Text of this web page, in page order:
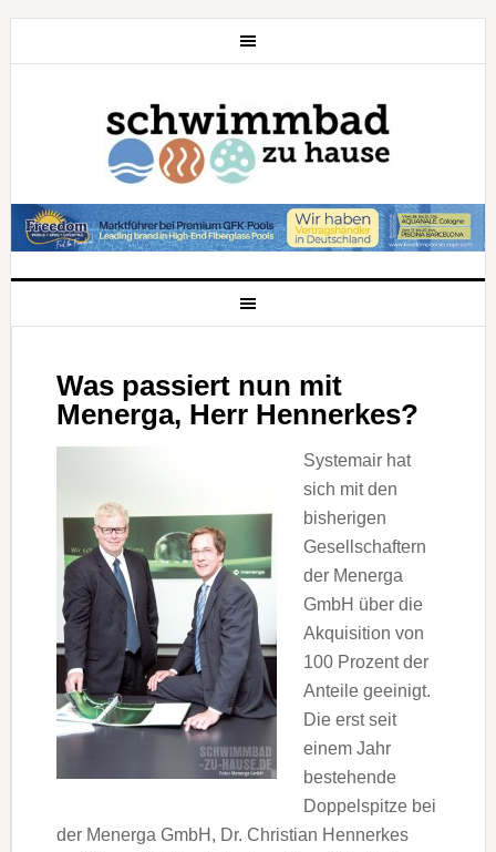
Was passiert nun mit
Menerga, Herr Hennerkes?
Systemair hat
sich mit den
bisherigen
Gesellschaftern
der Menerga
GmbH über die
Akquisition von
100 Prozent der
Anteile geeinigt.
Die erst seit
einem Jahr
bestehende
Doppelspitze bei
der Menerga GmbH, Dr. Christian Hennerkes